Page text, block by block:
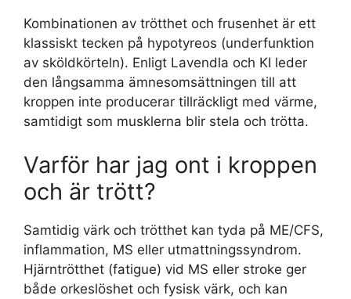
Kombinationen av trötthet och frusenhet är ett
klassiskt tecken på hypotyreos (underfunktion
av sköldkörteln). Enligt Lavendla och KI leder
den långsamma ämnesomsättningen till att
kroppen inte producerar tillräckligt med värme,
samtidigt som musklerna blir stela och trötta.
Varför har jag ont i kroppen
och är trött?
Samtidig värk och trötthet kan tyda på ME/CFS,
inflammation, MS eller utmattningssyndrom.
Hjärntrötthet (fatigue) vid MS eller stroke ger
både orkeslöshet och fysisk värk, och kan